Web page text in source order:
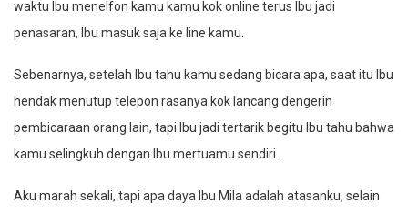
waktu Ibu menelfon kamu kamu kok online terus Ibu jadi
penasaran, Ibu masuk saja ke line kamu.
Sebenarnya, setelah Ibu tahu kamu sedang bicara apa, saat itu Ibu
hendak menutup telepon rasanya kok lancang dengerin
pembicaraan orang lain, tapi Ibu jadi tertarik begitu Ibu tahu bahwa
kamu selingkuh dengan Ibu mertuamu sendiri.
Aku marah sekali, tapi apa daya Ibu Mila adalah atasanku, selain